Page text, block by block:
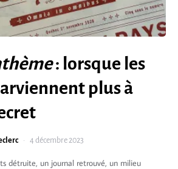
: lorsque les
plus à
4 décembre 2023
détruite, un journal retrouvé, un milieu